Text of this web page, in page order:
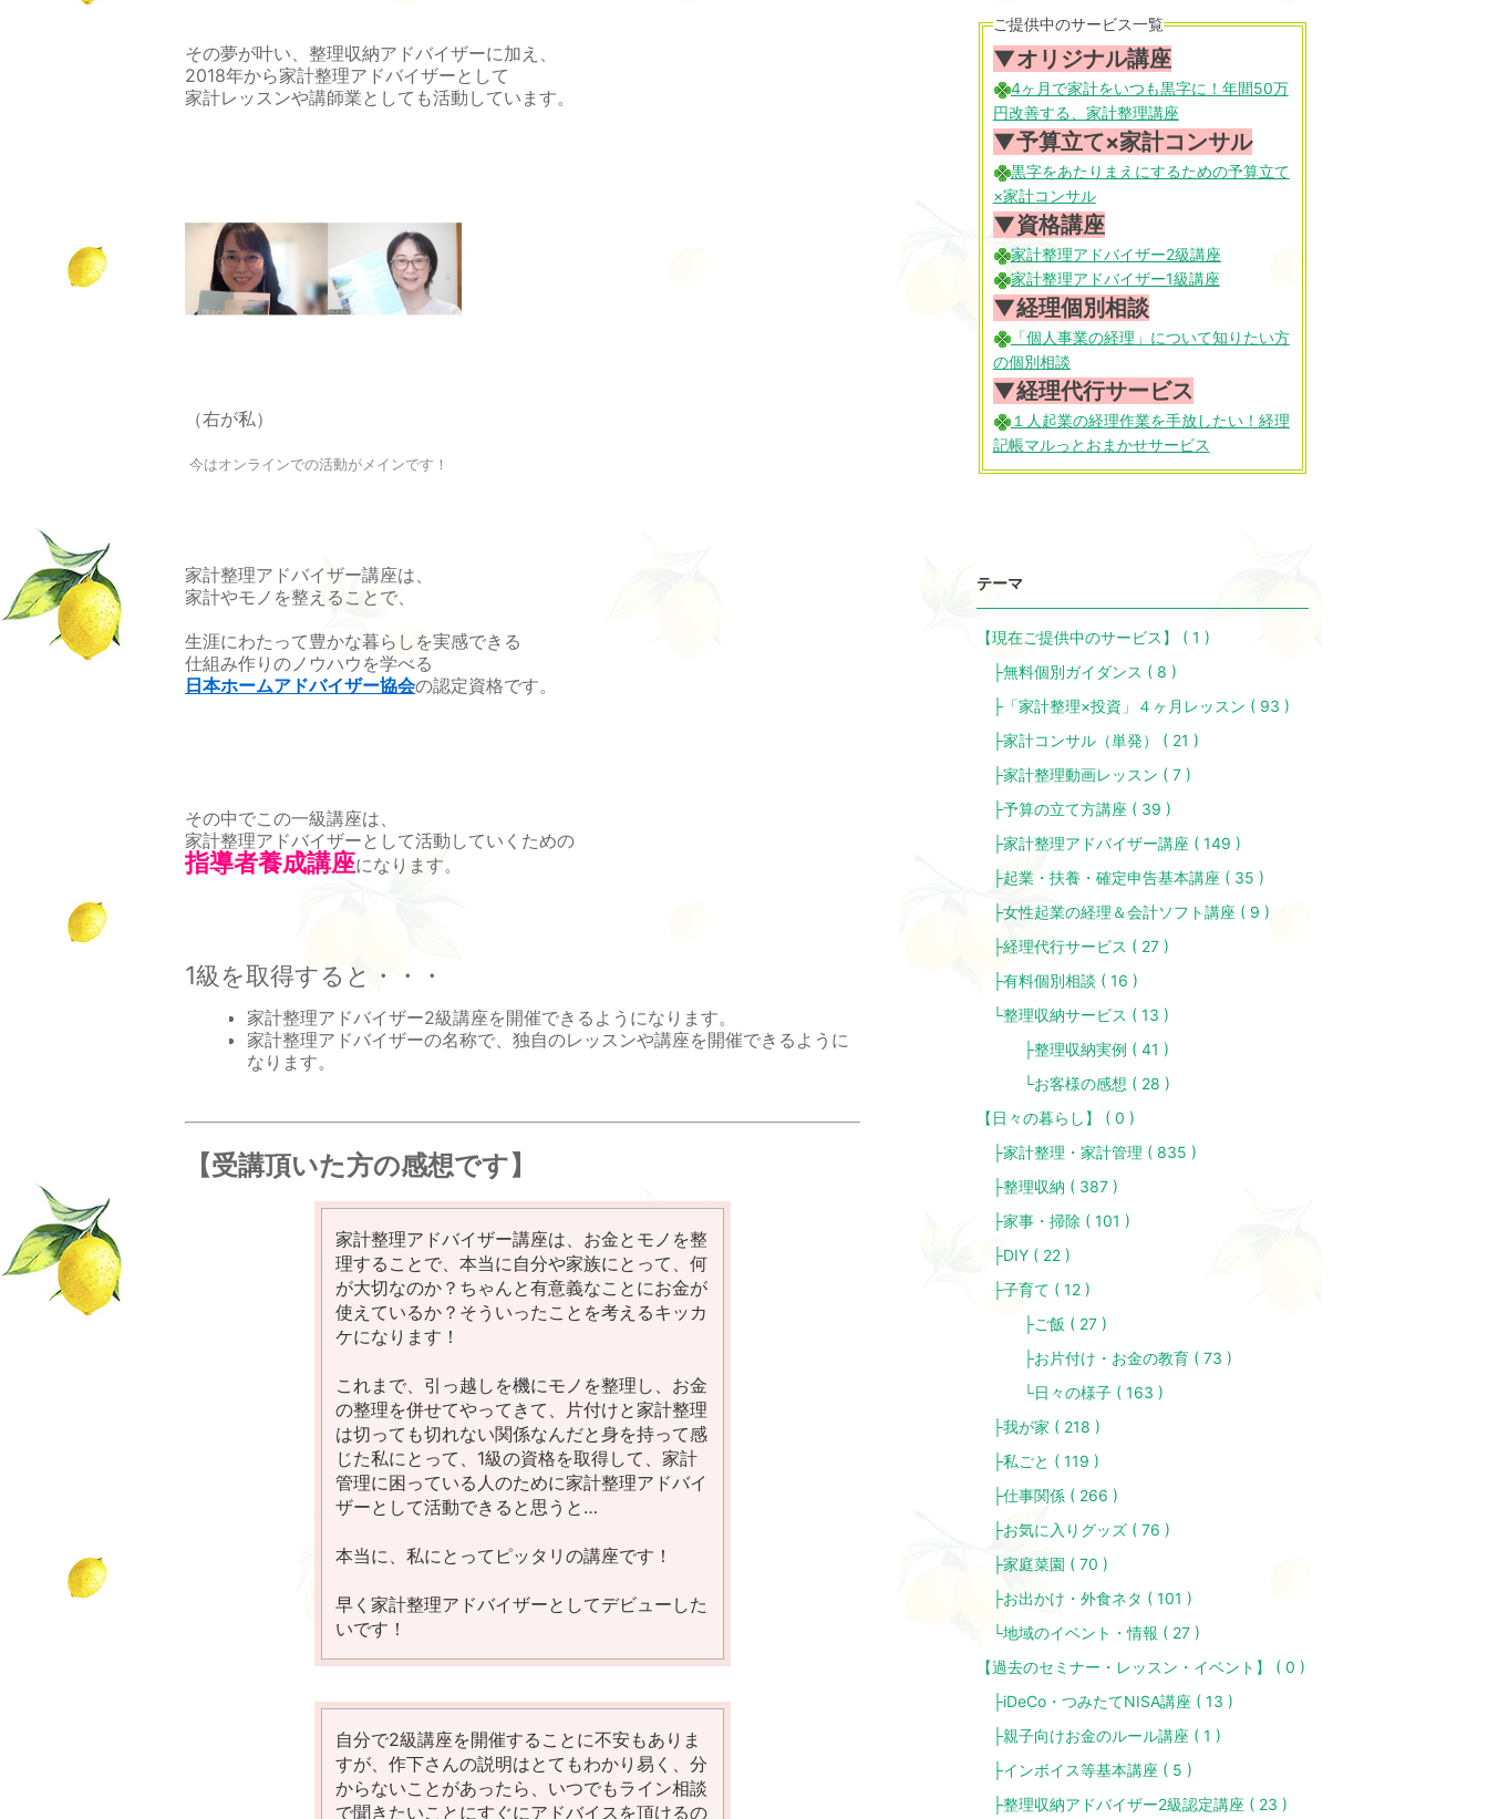
その夢が叶い、整理収納アドバイザーに加え、
2018年から家計整理アドバイザーとして
家計レッスンや講師業としても活動しています。
（右が私）
今はオンラインでの活動がメインです！
家計整理アドバイザー講座は、
家計やモノを整えることで、
生涯にわたって豊かな暮らしを実感できる
仕組み作りのノウハウを学べる
日本ホームアドバイザー協会の認定資格です。
その中でこの一級講座は、
家計整理アドバイザーとして活動していくための
指導者養成講座になります。
1級を取得すると・・・
家計整理アドバイザー2級講座を開催できるようになります。
家計整理アドバイザーの名称で、独自のレッスンや講座を開催できるように
なります。
【受講頂いた方の感想です】
家計整理アドバイザー講座は、お金とモノを整
理することで、本当に自分や家族にとって、何
が大切なのか？ちゃんと有意義なことにお金が
使えているか？そういったことを考えるキッカ
ケになります！
これまで、引っ越しを機にモノを整理し、お金
の整理を併せてやってきて、片付けと家計整理
は切っても切れない関係なんだと身を持って感
じた私にとって、1級の資格を取得して、家計
管理に困っている人のために家計整理アドバイ
ザーとして活動できると思うと…
本当に、私にとってピッタリの講座です！
早く家計整理アドバイザーとしてデビューした
いです！
自分で2級講座を開催することに不安もありま
すが、作下さんの説明はとてもわかり易く、分
からないことがあったら、いつでもライン相談
で聞きたいことにすぐにアドバイスを頂けるの
ご提供中のサービス一覧
▼オリジナル講座
4ヶ月で家計をいつも黒字に！年間50万
円改善する、家計整理講座
▼予算立て×家計コンサル
黒字をあたりまえにするための予算立て
×家計コンサル
▼資格講座
家計整理アドバイザー2級講座
家計整理アドバイザー1級講座
▼経理個別相談
「個人事業の経理」について知りたい方
の個別相談
▼経理代行サービス
１人起業の経理作業を手放したい！経理
記帳マルっとおまかせサービス
テーマ
【現在ご提供中のサービス】 ( 1 )
├無料個別ガイダンス ( 8 )
├「家計整理×投資」４ヶ月レッスン ( 93 )
├家計コンサル（単発） ( 21 )
├家計整理動画レッスン ( 7 )
├予算の立て方講座 ( 39 )
├家計整理アドバイザー講座 ( 149 )
├起業・扶養・確定申告基本講座 ( 35 )
├女性起業の経理＆会計ソフト講座 ( 9 )
├経理代行サービス ( 27 )
├有料個別相談 ( 16 )
└整理収納サービス ( 13 )
├整理収納実例 ( 41 )
└お客様の感想 ( 28 )
【日々の暮らし】 ( 0 )
├家計整理・家計管理 ( 835 )
├整理収納 ( 387 )
├家事・掃除 ( 101 )
├DIY ( 22 )
├子育て ( 12 )
├ご飯 ( 27 )
├お片付け・お金の教育 ( 73 )
└日々の様子 ( 163 )
├我が家 ( 218 )
├私ごと ( 119 )
├仕事関係 ( 266 )
├お気に入りグッズ ( 76 )
├家庭菜園 ( 70 )
├お出かけ・外食ネタ ( 101 )
└地域のイベント・情報 ( 27 )
【過去のセミナー・レッスン・イベント】 ( 0 )
├iDeCo・つみたてNISA講座 ( 13 )
├親子向けお金のルール講座 ( 1 )
├インボイス等基本講座 ( 5 )
├整理収納アドバイザー2級認定講座 ( 23 )